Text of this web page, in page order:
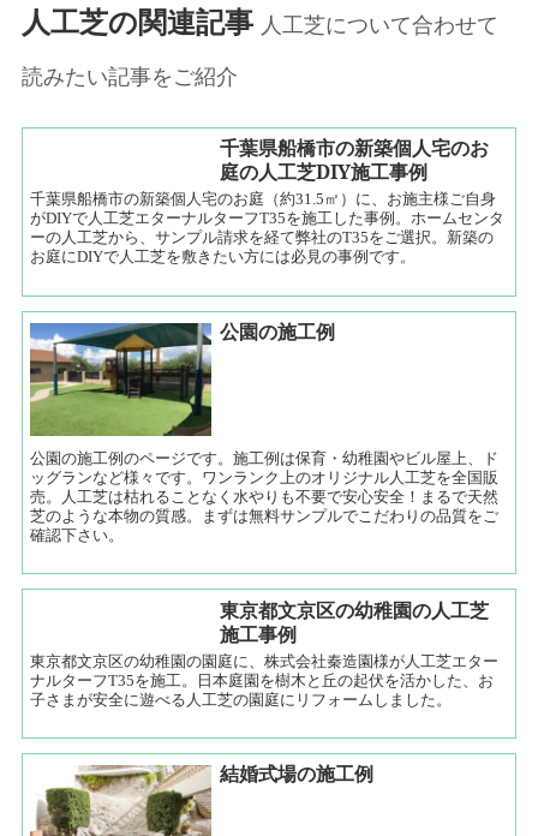
人工芝の関連記事 人工芝について合わせて
読みたい記事をご紹介
千葉県船橋市の新築個人宅のお
庭の人工芝DIY施工事例
千葉県船橋市の新築個人宅のお庭（約31.5㎡）に、お施主様ご自身
がDIYで人工芝エターナルターフT35を施工した事例。ホームセンタ
ーの人工芝から、サンプル請求を経て弊社のT35をご選択。新築の
お庭にDIYで人工芝を敷きたい方には必見の事例です。
公園の施工例
公園の施工例のページです。施工例は保育・幼稚園やビル屋上、ド
ッグランなど様々です。ワンランク上のオリジナル人工芝を全国販
売。人工芝は枯れることなく水やりも不要で安心安全！まるで天然
芝のような本物の質感。まずは無料サンプルでこだわりの品質をご
確認下さい。
東京都文京区の幼稚園の人工芝
施工事例
東京都文京区の幼稚園の園庭に、株式会社秦造園様が人工芝エター
ナルターフT35を施工。日本庭園を樹木と丘の起伏を活かした、お
子さまが安全に遊べる人工芝の園庭にリフォームしました。
結婚式場の施工例